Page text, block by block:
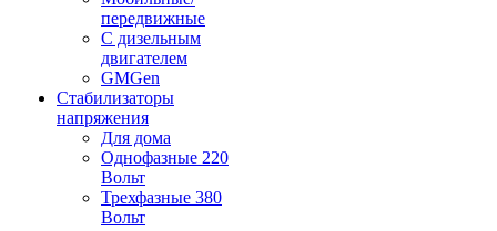
передвижные
С дизельным
двигателем
GMGen
Стабилизаторы
напряжения
Для дома
Однофазные 220
Вольт
Трехфазные 380
Вольт